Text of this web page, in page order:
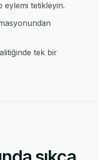
eylemi tetikleyin.
tek bir